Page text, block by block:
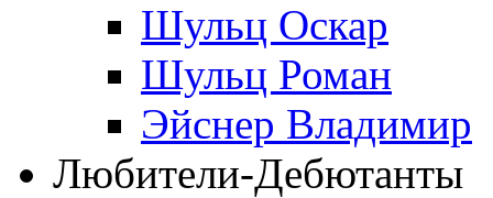
Шульц Оскар
Шульц Роман
Эйснер Владимир
Любители-Дебютанты